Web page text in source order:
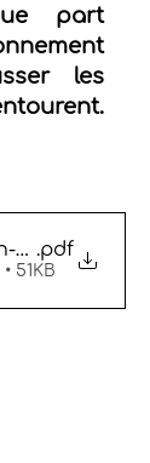
part
les
fleur-de-vie-
.pdf
51KB